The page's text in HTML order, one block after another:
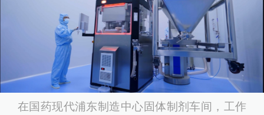
在国药现代浦东制造中心固体制剂车间，工作